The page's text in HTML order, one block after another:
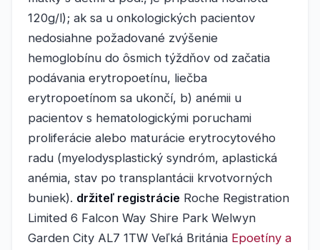
120g/l); ak sa u onkologických pacientov
nedosiahne požadované zvýšenie
hemoglobínu do ôsmich týždňov od začatia
podávania erytropoetínu, liečba
erytropoetínom sa ukončí, b) anémii u
pacientov s hematologickými poruchami
proliferácie alebo maturácie erytrocytového
radu (myelodysplastický syndróm, aplastická
anémia, stav po transplantácii krvotvorných
buniek). držiteľ registrácie Roche Registration
Limited 6 Falcon Way Shire Park Welwyn
Garden City AL7 1TW Veľká Británia Epoetíny a